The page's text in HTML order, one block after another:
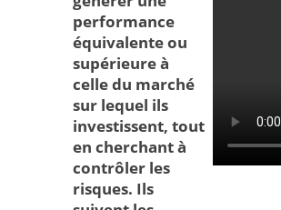
performance
équivalente ou
supérieure à
celle du marché
sur lequel ils
investissent, tout
en cherchant à
contrôler les
risques. Ils